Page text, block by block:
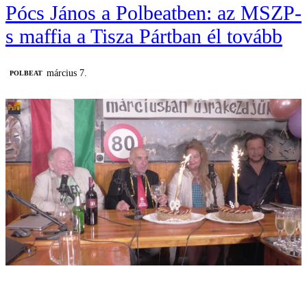
Pócs János a Polbeatben: az MSZP-
s maffia a Tisza Pártban él tovább
‎POLBEAT március 7.